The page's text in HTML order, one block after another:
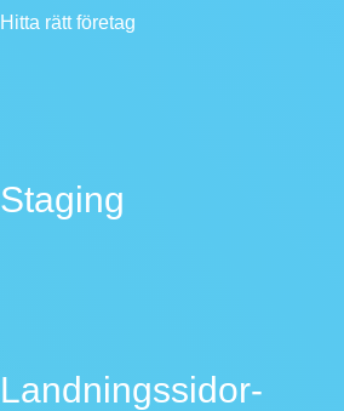
Hitta rätt företag
Staging
Landningssidor-